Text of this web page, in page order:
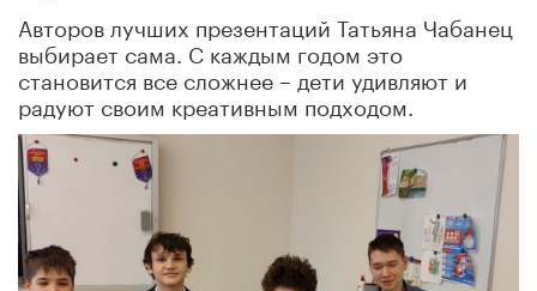
Авторов лучших презентаций Татьяна Чабанец
выбирает сама. С каждым годом это
становится все сложнее – дети удивляют и
радуют своим креативным подходом.